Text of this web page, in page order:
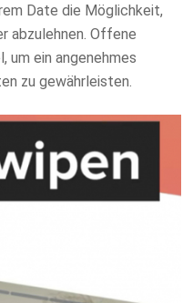
Date die Möglichkeit,
abzulehnen. Offene
um ein angenehmes
zu gewährleisten.